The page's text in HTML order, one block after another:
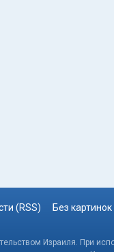
(RSS) Без картинок
Израиля. При